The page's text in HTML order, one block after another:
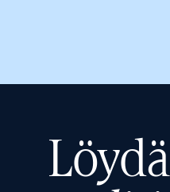
Löydä